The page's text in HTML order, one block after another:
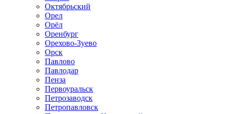
Октябрьский
Орел
Орёл
Оренбург
Орехово-Зуево
Орск
Павлово
Павлодар
Пенза
Первоуральск
Петрозаводск
Петропавловск